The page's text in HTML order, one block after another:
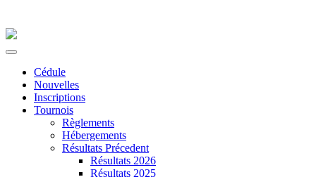
Cédule
Nouvelles
Inscriptions
Tournois
Règlements
Hébergements
Résultats Précedent
Résultats 2026
Résultats 2025